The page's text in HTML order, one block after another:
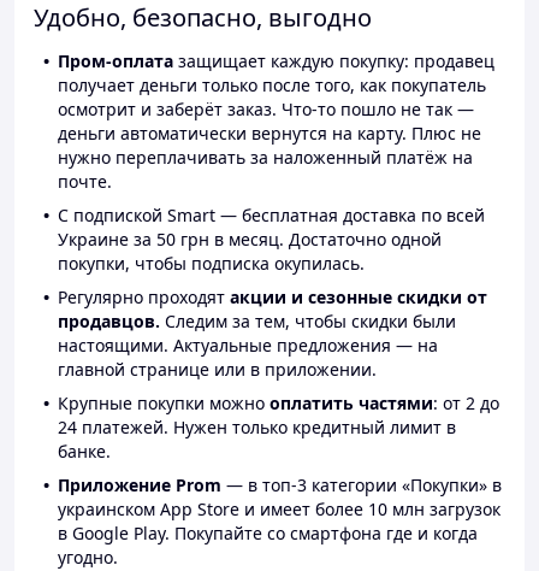
Удобно, безопасно, выгодно
Пром-оплата защищает каждую покупку: продавец
получает деньги только после того, как покупатель
осмотрит и заберёт заказ. Что-то пошло не так —
деньги автоматически вернутся на карту. Плюс не
нужно переплачивать за наложенный платёж на
почте.
С подпиской Smart — бесплатная доставка по всей
Украине за 50 грн в месяц. Достаточно одной
покупки, чтобы подписка окупилась.
Регулярно проходят акции и сезонные скидки от
продавцов. Следим за тем, чтобы скидки были
настоящими. Актуальные предложения — на
главной странице или в приложении.
Крупные покупки можно оплатить частями: от 2 до
24 платежей. Нужен только кредитный лимит в
банке.
Приложение Prom — в топ-3 категории «Покупки» в
украинском App Store и имеет более 10 млн загрузок
в Google Play. Покупайте со смартфона где и когда
угодно.